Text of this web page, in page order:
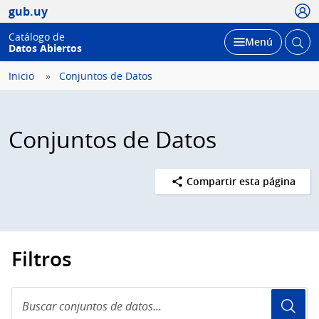
gub.uy
Catálogo de
Datos Abiertos
Desplegar
Menú Abrir
Inicio Conjuntos de Datos
Conjuntos de Datos
Compartir esta página
Filtros
conjuntos